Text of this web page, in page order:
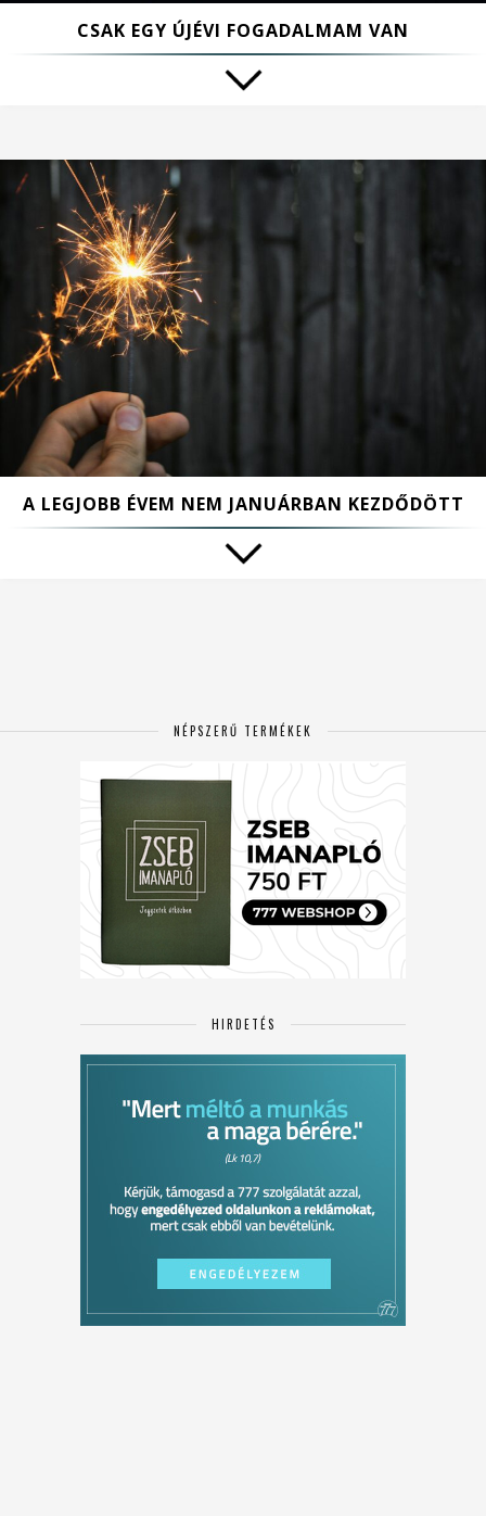
CSAK EGY ÚJÉVI FOGADALMAM VAN
A LEGJOBB ÉVEM NEM JANUÁRBAN KEZDŐDÖTT
NÉPSZERŰ TERMÉKEK
HIRDETÉS